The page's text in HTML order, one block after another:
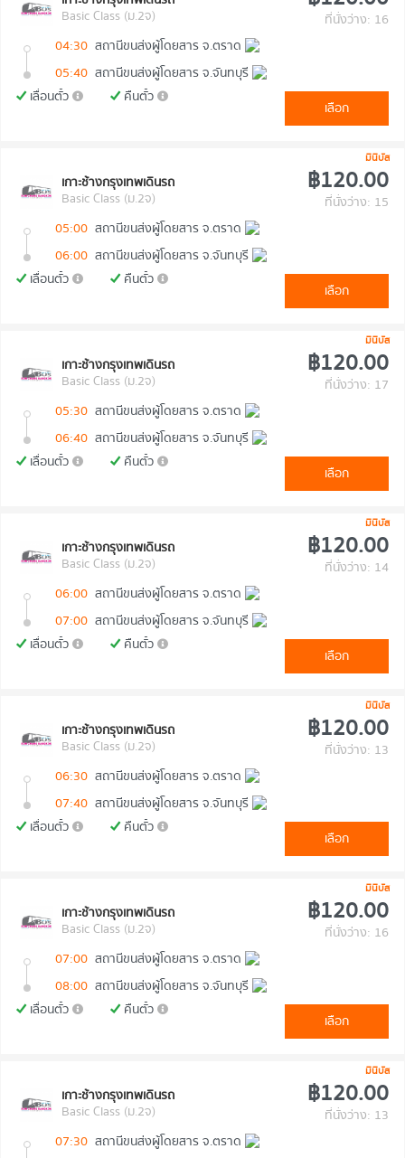
Basic Class (ม.2จ)
ที่นั่งว่าง: 16
04:30 สถานีขนส่งผู้โดยสาร จ.ตราด
05:40 สถานีขนส่งผู้โดยสาร จ.จันทบุรี
เลื่อนตั๋ว
คืนตั๋ว
เลือก
มินิบัส
เกาะช้างกรุงเทพเดินรถ
Basic Class (ม.2จ)
฿120.00
ที่นั่งว่าง: 15
05:00 สถานีขนส่งผู้โดยสาร จ.ตราด
06:00 สถานีขนส่งผู้โดยสาร จ.จันทบุรี
เลื่อนตั๋ว
คืนตั๋ว
เลือก
มินิบัส
เกาะช้างกรุงเทพเดินรถ
Basic Class (ม.2จ)
฿120.00
ที่นั่งว่าง: 17
05:30 สถานีขนส่งผู้โดยสาร จ.ตราด
06:40 สถานีขนส่งผู้โดยสาร จ.จันทบุรี
เลื่อนตั๋ว
คืนตั๋ว
เลือก
มินิบัส
เกาะช้างกรุงเทพเดินรถ
Basic Class (ม.2จ)
฿120.00
ที่นั่งว่าง: 14
06:00 สถานีขนส่งผู้โดยสาร จ.ตราด
07:00 สถานีขนส่งผู้โดยสาร จ.จันทบุรี
เลื่อนตั๋ว
คืนตั๋ว
เลือก
มินิบัส
เกาะช้างกรุงเทพเดินรถ
Basic Class (ม.2จ)
฿120.00
ที่นั่งว่าง: 13
06:30 สถานีขนส่งผู้โดยสาร จ.ตราด
07:40 สถานีขนส่งผู้โดยสาร จ.จันทบุรี
เลื่อนตั๋ว
คืนตั๋ว
เลือก
มินิบัส
เกาะช้างกรุงเทพเดินรถ
Basic Class (ม.2จ)
฿120.00
ที่นั่งว่าง: 16
07:00 สถานีขนส่งผู้โดยสาร จ.ตราด
08:00 สถานีขนส่งผู้โดยสาร จ.จันทบุรี
เลื่อนตั๋ว
คืนตั๋ว
เลือก
มินิบัส
เกาะช้างกรุงเทพเดินรถ
Basic Class (ม.2จ)
฿120.00
ที่นั่งว่าง: 13
07:30 สถานีขนส่งผู้โดยสาร จ.ตราด